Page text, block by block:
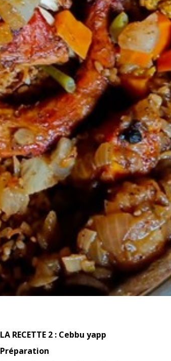
LA RECETTE 2 : Cebbu yapp
Préparation